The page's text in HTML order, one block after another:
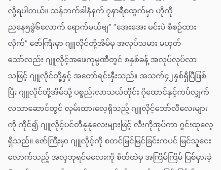
လို့ရပါတယ်။ သန်ဘက်ခါနံနက် ၇နာရီစထွက်မှာ ဟိုကို
ညနေ၅ခွဲ၆လောက် ရောက်မယ်ဗျ” ”အေးအေး မင်းပဲ စီစဉ်ထား
လိုက်” ဇော်ကြီးမှာ ဂျူလိုင်တို့အိမ်မှ အလုပ်သမား မဟုတ်
သော်လည်း ဂျူလိုင့်အဖေကုမ္ပဏီတွင် ၈နှစ်ခန့် အလုပ်လုပ်လာ
သဖြင့် ဂျူလိုင်တို့နှင့် အတော်ရင်းနှီးသည်။ အသက်၄၂နှစ်ရှိပြီဖြစ်
ပြီး ဂျူလိုင်တို့အိမ်သို့ ပစ္စည်းလာသယ်တိုင်း ဂိုထောင်နှင့်ကပ်လျှက်
လသာဆောင်တွင် လှမ်းထားလေ့ရှိသည့် ဂျူလိုင့်ဘော်လီလေးများ
ကို ကိုင်၍ ဂျူလိုင့်ပင်တီနုနုလေးများဖြင့် လီးကိုအုပ်ကာ ဂွင်းထုလေ့
ရှိသည်။ ဇော်ကြီးမှာ ဂျူလိုင့်ကို စတင်မြင်မြင်ခြင်းကပင် မြင်သူငေး
လောက်သည့် အလှဘုရင်မလေးကို စိတ်ထဲမှ အကြိမ်ကြိမ် ပြစ်မှားခဲ့